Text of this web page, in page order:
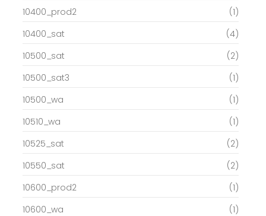
10400_prod2
(1)
10400_sat
(4)
10500_sat
(2)
10500_sat3
(1)
10500_wa
(1)
10510_wa
(1)
10525_sat
(2)
10550_sat
(2)
10600_prod2
(1)
10600_wa
(1)